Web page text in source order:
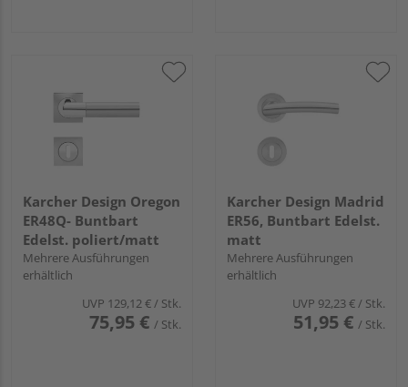
Karcher Design Oregon
ER48Q- Buntbart
Edelst. poliert/matt
Mehrere Ausführungen
erhältlich
UVP 129,12 €/ Stk.
75,95 € / Stk.
Karcher Design Madrid
ER56, Buntbart Edelst.
matt
Mehrere Ausführungen
erhältlich
UVP 92,23 €/ Stk.
51,95 € / Stk.